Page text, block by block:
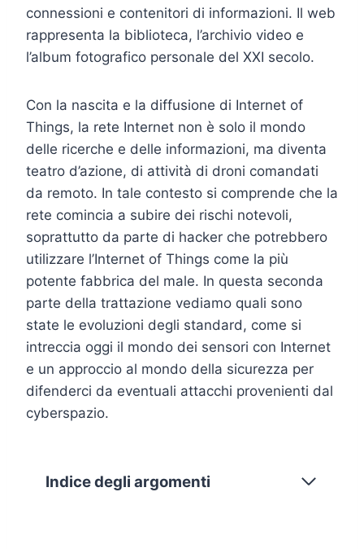
connessioni e contenitori di informazioni. Il web
rappresenta la biblioteca, l’archivio video e
l’album fotografico personale del XXI secolo.
Con la nascita e la diffusione di Internet of
Things, la rete Internet non è solo il mondo
delle ricerche e delle informazioni, ma diventa
teatro d’azione, di attività di droni comandati
da remoto. In tale contesto si comprende che la
rete comincia a subire dei rischi notevoli,
soprattutto da parte di hacker che potrebbero
utilizzare l’Internet of Things come la più
potente fabbrica del male. In questa seconda
parte della trattazione vediamo quali sono
state le evoluzioni degli standard, come si
intreccia oggi il mondo dei sensori con Internet
e un approccio al mondo della sicurezza per
difenderci da eventuali attacchi provenienti dal
cyberspazio.
Indice degli argomenti